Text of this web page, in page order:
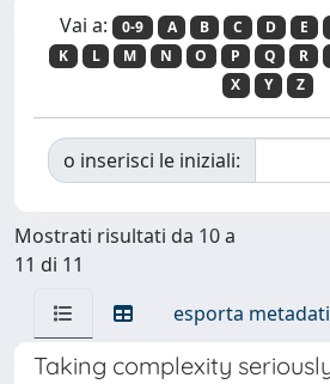
Vai a: 0-9 A B C D E
K
L M N O P Q R
X
Y Z
o inserisci le iniziali:
Mostrati risultati da 10 a
11 di 11
esporta metadati
Taking complexity